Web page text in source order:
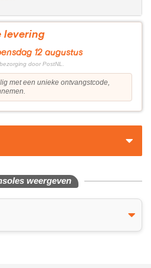
levering
12 augustus
door PostNL.
met een unieke ontvangstcode,
weergeven